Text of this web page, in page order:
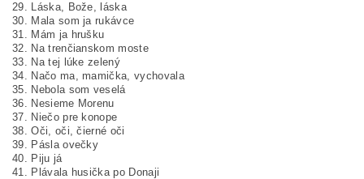
29. Láska, Bože, láska
30. Mala som ja rukávce
31. Mám ja hrušku
32. Na trenčianskom moste
33. Na tej lúke zelený
34. Načo ma, mamička, vychovala
35. Nebola som veselá
36. Nesieme Morenu
37. Niečo pre konope
38. Oči, oči, čierné oči
39. Pásla ovečky
40. Piju já
41. Plávala husička po Donaji